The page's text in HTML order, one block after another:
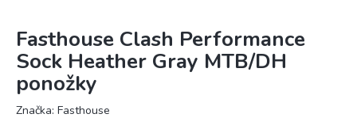
Fasthouse Clash Performance
Sock Heather Gray MTB/DH
ponožky
Značka: Fasthouse